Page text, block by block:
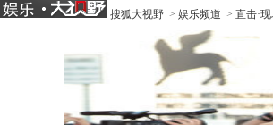
搜狐大视野 > 娱乐频道 > 直击·现